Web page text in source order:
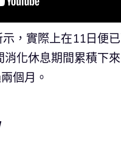
，實際上在11日便
化休息期間累積下
個月。